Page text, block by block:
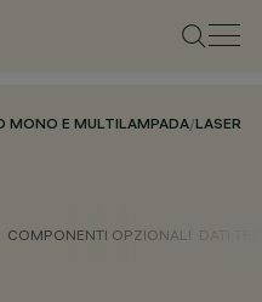
MONO E MULTILAMPADA/LASER
COMPONENTI OPZIONALI